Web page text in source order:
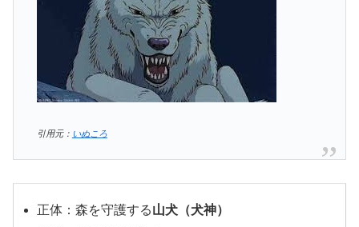
引用元： いぬころ
正体：森を守護する山犬（犬神）